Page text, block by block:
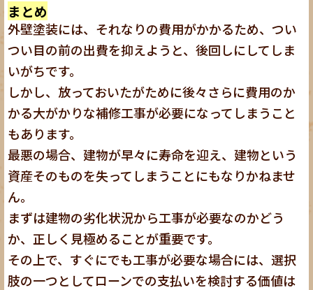
まとめ
外壁塗装には、それなりの費用がかかるため、つい
つい目の前の出費を抑えようと、後回しにしてしま
いがちです。
しかし、放っておいたがために後々さらに費用のか
かる大がかりな補修工事が必要になってしまうこと
もあります。
最悪の場合、建物が早々に寿命を迎え、建物という
資産そのものを失ってしまうことにもなりかねませ
ん。
まずは建物の劣化状況から工事が必要なのかどう
か、正しく見極めることが重要です。
その上で、すぐにでも工事が必要な場合には、選択
肢の一つとしてローンでの支払いを検討する価値は